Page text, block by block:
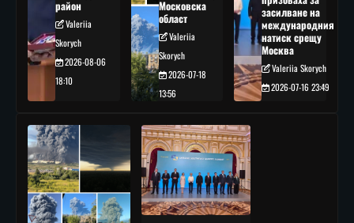
район
Valeriia
Skorych
2026-08-06
18:10
Московска
област
Valeriia
Skorych
2026-07-18
13:56
засилване на
международния
натиск срещу
Москва
Valeriia Skorych
2026-07-16 23:49